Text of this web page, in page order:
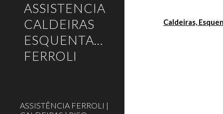
ASSISTENCIA
CALDEIRAS
ESQUENTADORES
FERROLI
ASSISTÊNCIA FERROLI |
Caldeiras,